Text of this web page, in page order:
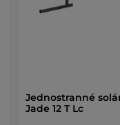
Jednostranné
Jade 12 T Lc